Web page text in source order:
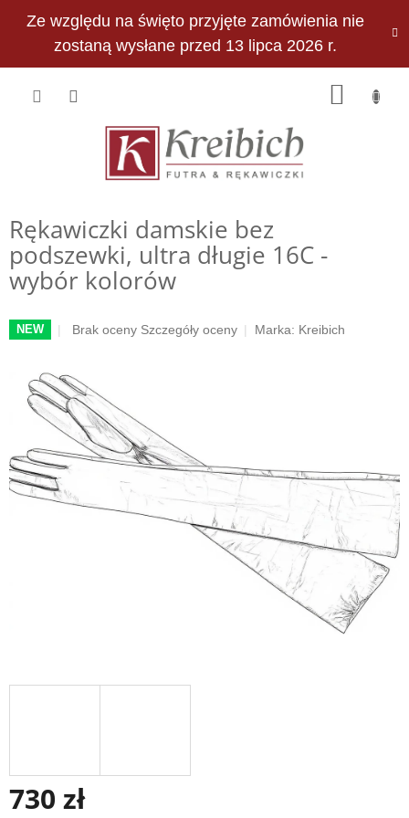
Ze względu na święto przyjęte zamówienia nie
zostaną wysłane przed 13 lipca 2026 r.
PLN
Rękawiczki damskie bez
podszewki, ultra długie 16C -
wybór kolorów
NEW
Średnia
wynosi
0,0
na
gwiazdek.
Brak oceny Szczegóły oceny Marka: Kreibich
730 zł